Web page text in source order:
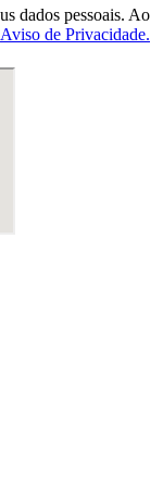
dados pessoais. Ao
Aviso de Privacidade.